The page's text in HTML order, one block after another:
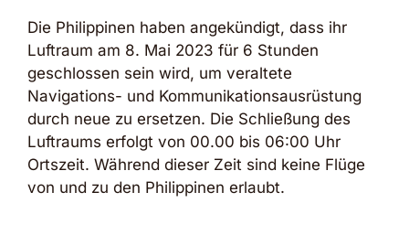
Die Philippinen haben angekündigt, dass ihr
Luftraum am 8. Mai 2023 für 6 Stunden
geschlossen sein wird, um veraltete
Navigations- und Kommunikationsausrüstung
durch neue zu ersetzen. Die Schließung des
Luftraums erfolgt von 00.00 bis 06:00 Uhr
Ortszeit. Während dieser Zeit sind keine Flüge
von und zu den Philippinen erlaubt.